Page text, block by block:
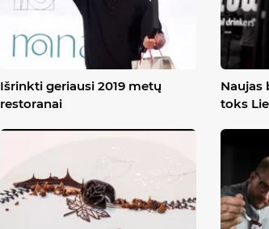
Išrinkti geriausi 2019 metų
restoranai
Naujas
toks